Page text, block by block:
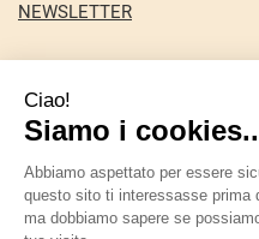
NEWSLETTER
Farmacia Nuova
Giuseppina Fortini - Via
marforti@tin.it|Tel.: